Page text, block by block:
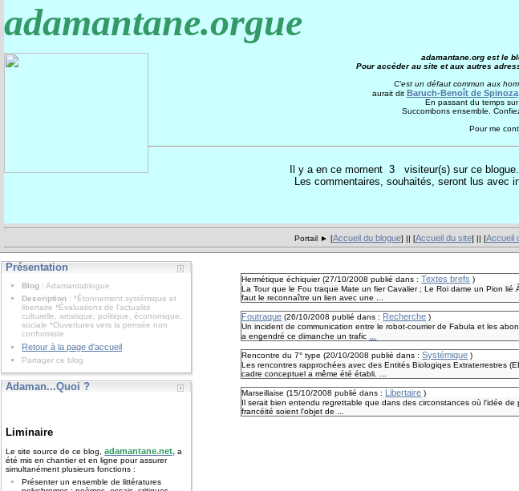
adamantane.orgue
adamantane.org est le
Pour accéder au site et aux autres
C'est un défaut commun aux
aurait dit Baruch-Benoît de Spinoza,
En passant du temps
Succombons ensemble.
Pour me
Il y a en ce moment 3
visiteur(s) sur ce
Les commentaires, souhaités, seront lus avec
Portail ► [Accueil du blogue] || [Accueil du site] || [Accueil
Présentation
Blog : Adamantablogue
Description : *Étonnement systémique et
libertaire *Évaluations de l'actualité
culturelle, artistique, politique, économique,
sociale *Ouvertures vers la pensée non
conformiste
Retour à la page d'accueil
Partager ce blog
Adaman...Quoi ?
Liminaire
Le site source de ce blog,adamantane.net, a
été mis en chantier et en ligne pour assurer
simultanément plusieurs fonctions :
Présenter un ensemble de littératures
Hermétique échiquier (27/10/2008 publié dans :Textes brefs )
La Tour que le Fou traque Mate un fier Cavalier ; Le Roi dame un Pion
faut le reconnaître un lien avec une ...
Foutraque (26/10/2008 publié dans : Recherche )
Un incident de communication entre le robot-courrier de Fabula et les
a engendré ce dimanche un trafic
Rencontre du 7° type (20/10/2008 publié dans :Systémique )
Les rencontres rapprochées avec des Entités Biologiqes Extraterrestres
cadre conceptuel a même été établi. ...
Marseillaise (15/10/2008 publié dans : Libertaire )
Il serait bien entendu regrettable que dans des circonstances où l'idée
francéité soient l'objet de ...